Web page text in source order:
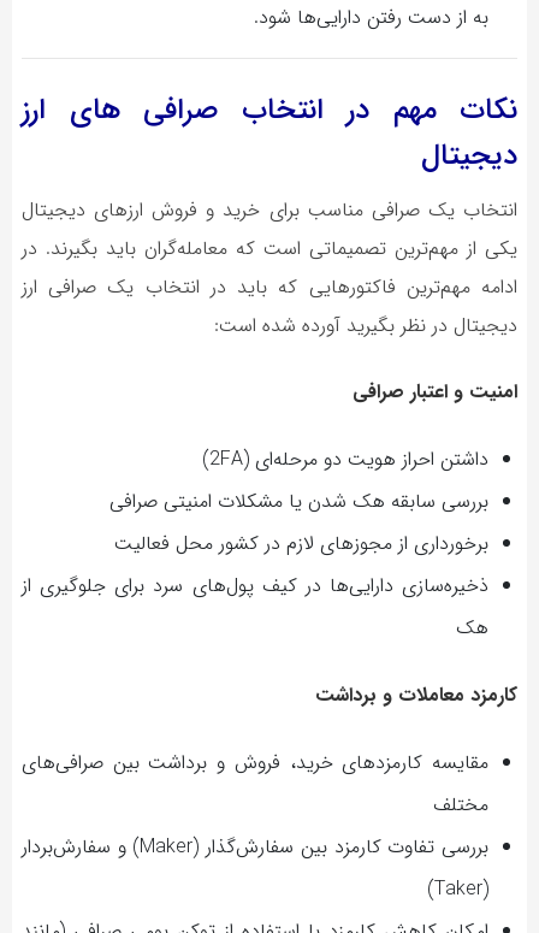
به از دست رفتن دارایی‌ها شود.
نکات مهم در انتخاب صرافی های ارز
دیجیتال
انتخاب یک صرافی مناسب برای خرید و فروش ارزهای دیجیتال
یکی از مهم‌ترین تصمیماتی است که معامله‌گران باید بگیرند. در
ادامه مهم‌ترین فاکتورهایی که باید در انتخاب یک صرافی ارز
دیجیتال در نظر بگیرید آورده شده است:
امنیت و اعتبار صرافی
داشتن احراز هویت دو مرحله‌ای (2FA)
بررسی سابقه هک شدن یا مشکلات امنیتی صرافی
برخورداری از مجوزهای لازم در کشور محل فعالیت
ذخیره‌سازی دارایی‌ها در کیف پول‌های سرد برای جلوگیری از
هک
کارمزد معاملات و برداشت
مقایسه کارمزدهای خرید، فروش و برداشت بین صرافی‌های
مختلف
بررسی تفاوت کارمزد بین سفارش‌گذار (Maker) و سفارش‌بردار
(Taker)